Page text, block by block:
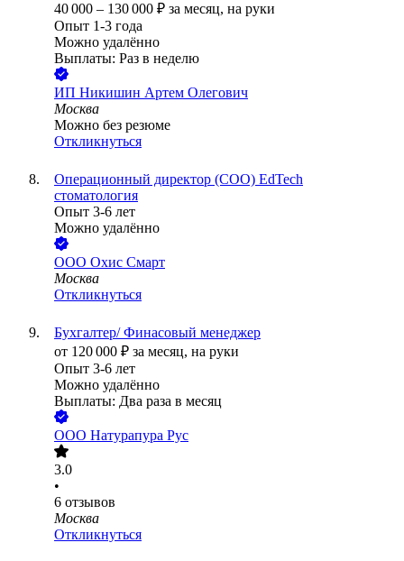
40 000 – 130 000 ₽ за месяц, на руки
Опыт 1-3 года
Можно удалённо
Выплаты: Раз в неделю
ИП Никишин Артем Олегович
Москва
Можно без резюме
Откликнуться
Операционный директор (COO) EdTech
стоматология
Опыт 3-6 лет
Можно удалённо
ООО Охис Смарт
Москва
Откликнуться
Бухгалтер/ Финасовый менеджер
от 120 000 ₽ за месяц, на руки
Опыт 3-6 лет
Можно удалённо
Выплаты: Два раза в месяц
ООО Натурапура Рус
3.0
•
6 отзывов
Москва
Откликнуться